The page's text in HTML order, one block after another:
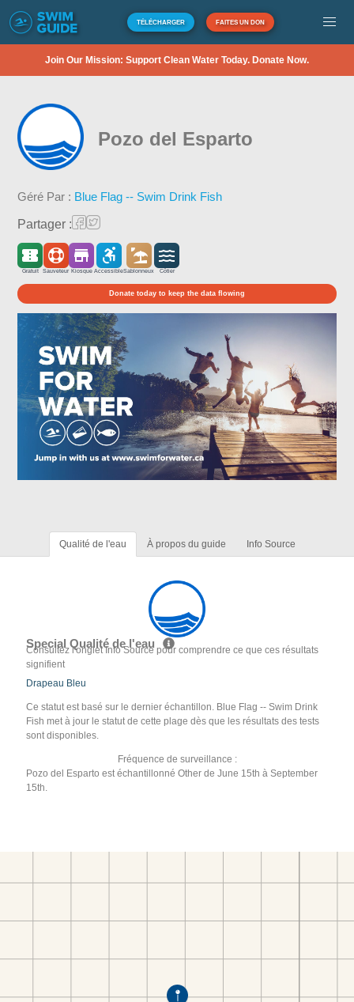
TÉLÉCHARGER FAITES UN DON
Join Our Mission: Support Clean Water Today. Donate Now.
Pozo del Esparto
Géré Par : Blue Flag -- Swim Drink Fish
Partager :
Gratuit Sauveteur Kiosque AccessibleSablonneux Côtier
Donate today to keep the data flowing
Qualité de l'eau À propos du guide Info Source
Special Qualité de l'eau
Consultez l'onglet Info Source pour comprendre ce que ces résultats
signifient
Drapeau Bleu
Ce statut est basé sur le dernier échantillon. Blue Flag -- Swim Drink
Fish met à jour le statut de cette plage dès que les résultats des tests
sont disponibles.
Fréquence de surveillance :
Pozo del Esparto est échantillonné Other de June 15th à September
15th.